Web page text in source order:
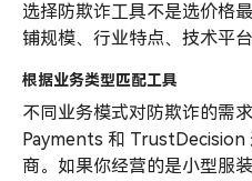
选择防欺诈工具不是选价格
铺规模、行业特点、技术平
根据业务类型匹配工具
不同业务模式对防欺诈的需
Payments 和 TrustDecision
商。如果你经营的是小型服